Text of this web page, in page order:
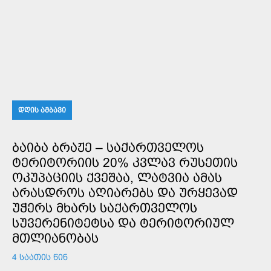
ᲓᲦᲘᲡ ᲐᲛᲑᲐᲕᲘ
ᲑᲐᲘᲑᲐ ᲑᲠᲐᲟᲔ – ᲡᲐᲥᲐᲠᲗᲕᲔᲚᲝᲡ
ᲢᲔᲠᲘᲢᲝᲠᲘᲘᲡ 20% ᲙᲕᲚᲐᲕ ᲠᲣᲡᲔᲗᲘᲡ
ᲝᲙᲣᲞᲐᲪᲘᲘᲡ ᲥᲕᲔᲨᲐᲐ, ᲚᲐᲢᲕᲘᲐ ᲐᲛᲐᲡ
ᲐᲠᲐᲡᲓᲠᲝᲡ ᲐᲦᲘᲐᲠᲔᲑᲡ ᲓᲐ ᲣᲠᲧᲔᲕᲐᲓ
ᲣᲭᲔᲠᲡ ᲛᲮᲐᲠᲡ ᲡᲐᲥᲐᲠᲗᲕᲔᲚᲝᲡ
ᲡᲣᲕᲔᲠᲔᲜᲘᲢᲔᲢᲡᲐ ᲓᲐ ᲢᲔᲠᲘᲢᲝᲠᲘᲣᲚ
ᲛᲗᲚᲘᲐᲜᲝᲑᲐᲡ
4 ᲡᲐᲐᲗᲘᲡ ᲬᲘᲜ